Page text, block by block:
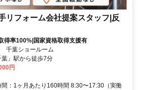
リフォーム会社提案スタッフ|反
得率100%|国家資格取得支援有
千葉ショールーム
」駅から徒歩7分
円
：1ヶ月あたり160時間 8:30〜17:30（実働